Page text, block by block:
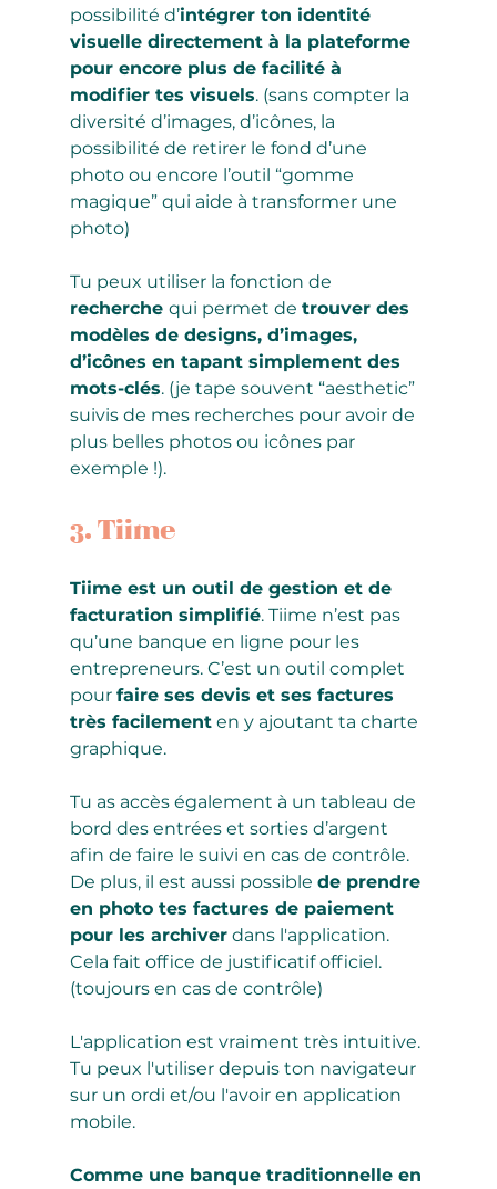
possibilité d’intégrer ton identité
visuelle directement à la plateforme
pour encore plus de facilité à
modifier tes visuels. (sans compter la
diversité d’images, d’icônes, la
possibilité de retirer le fond d’une
photo ou encore l’outil “gomme
magique” qui aide à transformer une
photo)
Tu peux utiliser la fonction de
recherche qui permet de trouver des
modèles de designs, d’images,
d’icônes en tapant simplement des
mots-clés. (je tape souvent “aesthetic”
suivis de mes recherches pour avoir de
plus belles photos ou icônes par
exemple !).
3. Tiime
Tiime est un outil de gestion et de
facturation simplifié. Tiime n’est pas
qu’une banque en ligne pour les
entrepreneurs. C’est un outil complet
pour faire ses devis et ses factures
très facilement en y ajoutant ta charte
graphique.
Tu as accès également à un tableau de
bord des entrées et sorties d’argent
afin de faire le suivi en cas de contrôle.
De plus, il est aussi possible de prendre
en photo tes factures de paiement
pour les archiver dans l'application.
Cela fait office de justificatif officiel.
(toujours en cas de contrôle)
L'application est vraiment très intuitive.
Tu peux l'utiliser depuis ton navigateur
sur un ordi et/ou l'avoir en application
mobile.
Comme une banque traditionnelle en